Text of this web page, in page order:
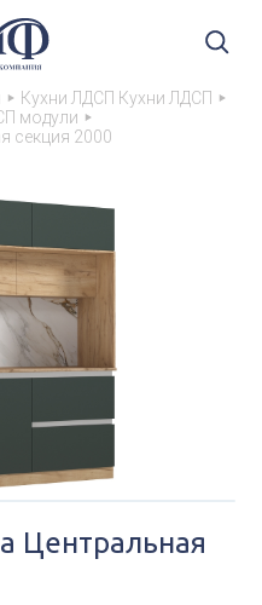
Кухни ЛДСП Кухни ЛДСП
модули
секция 2000
Центральная